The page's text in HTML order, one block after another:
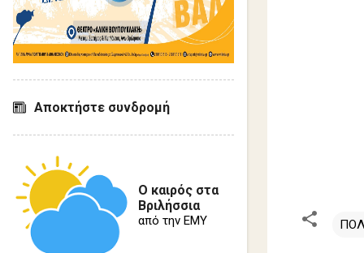
Αποκτήστε συνδρομή
Ο καιρός στα
Βριλήσσια
από την ΕΜΥ